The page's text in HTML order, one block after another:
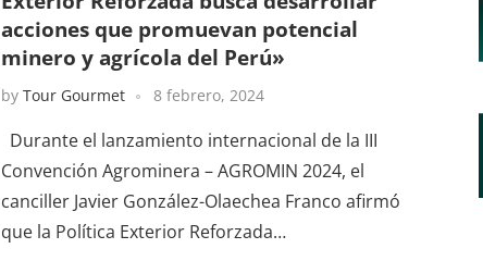
acciones que promuevan potencial
minero y agrícola del Perú»
by Tour Gourmet 8 febrero, 2024
Durante el lanzamiento internacional de la III
Convención Agrominera – AGROMIN 2024, el
canciller Javier González-Olaechea Franco afirmó
que la Política Exterior Reforzada…